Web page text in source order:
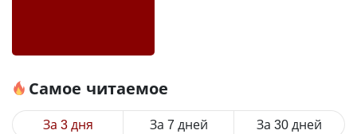
Самое читаемое
За 3 дня За 7 дней За 30 дней